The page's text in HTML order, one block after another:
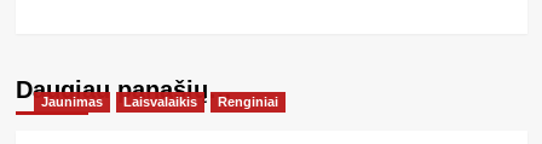
Daugiau panašių…
Jaunimas Laisvalaikis Renginiai